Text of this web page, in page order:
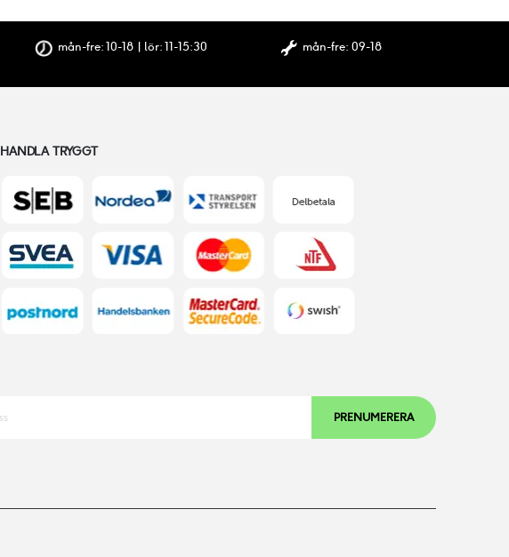
mån-fre: 10-18 | lör: 11-15:30 mån-fre: 09-18
HANDLA TRYGGT
PRENUMERERA